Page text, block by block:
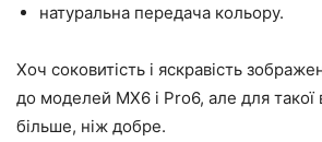
натуральна передача кольору.
Хоч соковитість і яскравість
до моделей MX6 і Pro6, але для такої
більше, ніж добре.